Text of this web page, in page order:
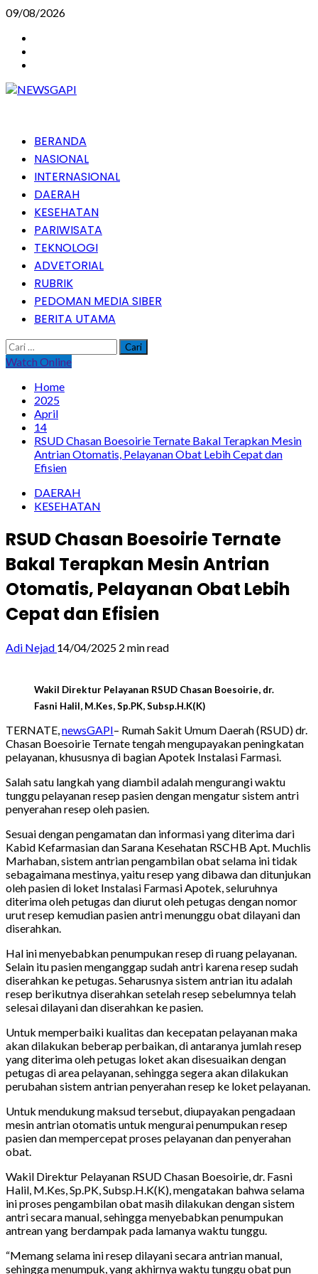
Skip
content
09/08/2026
PrimaryBERANDA
NASIONAL
INTERNASIONAL
DAERAH
KESEHATAN
PARIWISATA
TEKNOLOGI
ADVETORIAL
RUBRIK
PEDOMAN MEDIA SIBER
BERITA UTAMA
Cari
untuk:
Watch Online
Home
2025
April
14
RSUD Chasan Boesoirie Ternate Bakal Terapkan Mesin
Antrian Otomatis, Pelayanan Obat Lebih Cepat dan
Efisien
DAERAH
KESEHATAN
RSUD Chasan Boesoirie Ternate
Bakal Terapkan Mesin Antrian
Otomatis, Pelayanan Obat Lebih
Cepat dan Efisien
Adi Nejad 14/04/2025 2 min read
Wakil Direktur Pelayanan RSUD Chasan Boesoirie, dr.
Fasni Halil, M.Kes, Sp.PK, Subsp.H.K(K)
TERNATE,newsGAPI– Rumah Sakit Umum Daerah (RSUD) dr.
Chasan Boesoirie Ternate tengah mengupayakan peningkatan
pelayanan, khususnya di bagian Apotek Instalasi Farmasi.
Salah satu langkah yang diambil adalah mengurangi waktu
tunggu pelayanan resep pasien dengan mengatur sistem antri
penyerahan resep oleh pasien.
Sesuai dengan pengamatan dan informasi yang diterima dari
Kabid Kefarmasian dan Sarana Kesehatan RSCHB Apt. Muchlis
Marhaban, sistem antrian pengambilan obat selama ini tidak
sebagaimana mestinya, yaitu resep yang dibawa dan ditunjukan
oleh pasien di loket Instalasi Farmasi Apotek, seluruhnya
diterima oleh petugas dan diurut oleh petugas dengan nomor
urut resep kemudian pasien antri menunggu obat dilayani dan
diserahkan.
Hal ini menyebabkan penumpukan resep di ruang pelayanan.
Selain itu pasien menganggap sudah antri karena resep sudah
diserahkan ke petugas. Seharusnya sistem antrian itu adalah
resep berikutnya diserahkan setelah resep sebelumnya telah
selesai dilayani dan diserahkan ke pasien.
Untuk memperbaiki kualitas dan kecepatan pelayanan maka
akan dilakukan beberap perbaikan, di antaranya jumlah resep
yang diterima oleh petugas loket akan disesuaikan dengan
petugas di area pelayanan, sehingga segera akan dilakukan
perubahan sistem antrian penyerahan resep ke loket pelayanan.
Untuk mendukung maksud tersebut, diupayakan pengadaan
mesin antrian otomatis untuk mengurai penumpukan resep
pasien dan mempercepat proses pelayanan dan penyerahan
obat.
Wakil Direktur Pelayanan RSUD Chasan Boesoirie, dr. Fasni
Halil, M.Kes, Sp.PK, Subsp.H.K(K), mengatakan bahwa selama
ini proses pengambilan obat masih dilakukan dengan sistem
antri secara manual, sehingga menyebabkan penumpukan
antrean yang berdampak pada lamanya waktu tunggu.
“Memang selama ini resep dilayani secara antrian manual,
sehingga menumpuk, yang akhirnya waktu tunggu obat pun